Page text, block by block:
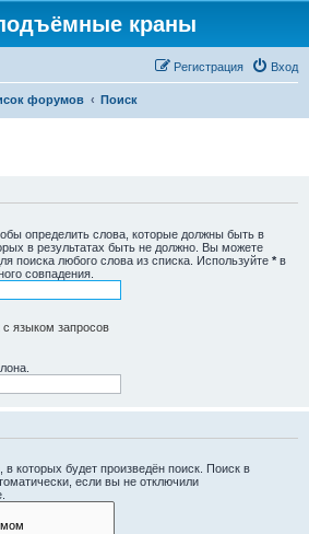
краны
Вход
Регистрация
форумов Поиск
определить слова, которые должны быть в
в результатах быть не должно. Вы можете
поиска любого слова из списка. Используйте * в
совпадения.
языком запросов
которых будет произведён поиск. Поиск в
если вы не отключили